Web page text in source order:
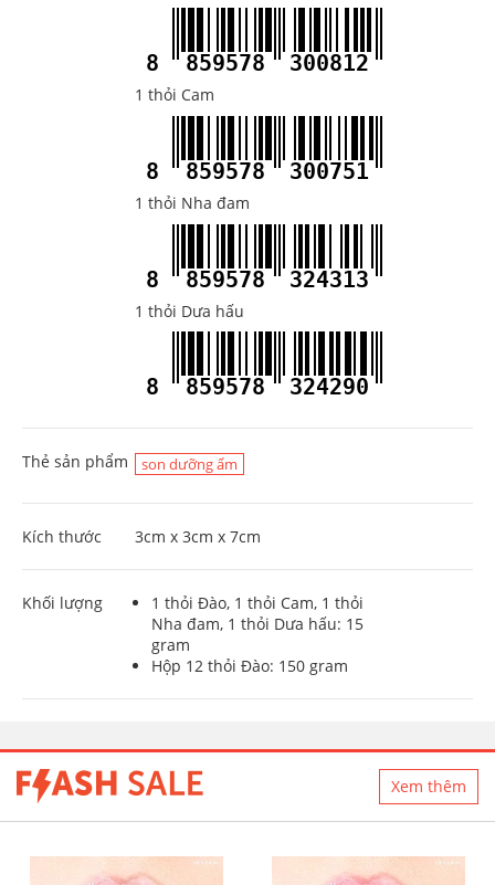
8 859578 300812
1 thỏi Cam
8 859578 300751
1 thỏi Nha đam
8 859578 324313
1 thỏi Dưa hấu
8 859578 324290
Thẻ sản phẩm son dưỡng ẩm
Kích thước 3cm x 3cm x 7cm
Khối lượng
1 thỏi Đào, 1 thỏi Cam, 1 thỏi
Nha đam, 1 thỏi Dưa hấu: 15
gram
Hộp 12 thỏi Đào: 150 gram
Xem thêm